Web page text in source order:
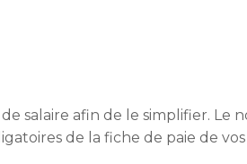
salaire afin de le simplifier. Le
de la fiche de paie de vos